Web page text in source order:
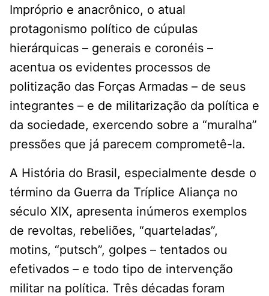
Impróprio e anacrônico, o atual
protagonismo político de cúpulas
hierárquicas – generais e coronéis –
acentua os evidentes processos de
politização das Forças Armadas – de seus
integrantes – e de militarização da política e
da sociedade, exercendo sobre a “muralha”
pressões que já parecem comprometê-la.
A História do Brasil, especialmente desde o
término da Guerra da Tríplice Aliança no
século XIX, apresenta inúmeros exemplos
de revoltas, rebeliões, “quarteladas”,
motins, “putsch”, golpes – tentados ou
efetivados – e todo tipo de intervenção
militar na política. Três décadas foram